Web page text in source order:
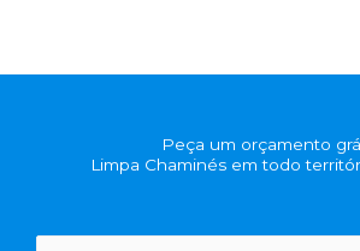
Peça um orçamento
Limpa Chaminés em todo